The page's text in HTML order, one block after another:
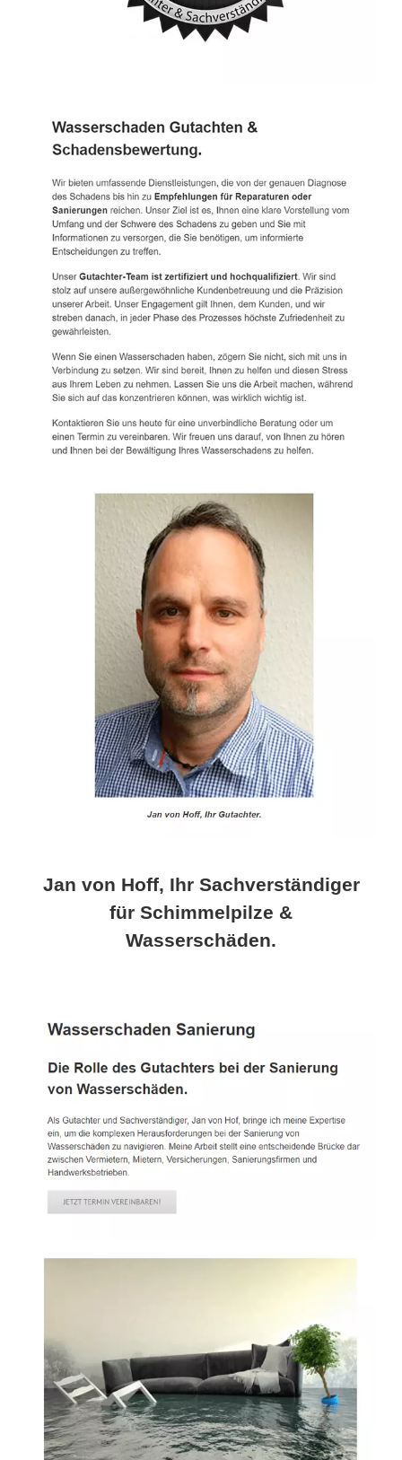
Jan von Hoff, Ihr Sachverständiger
für Schimmelpilze &
Wasserschäden.